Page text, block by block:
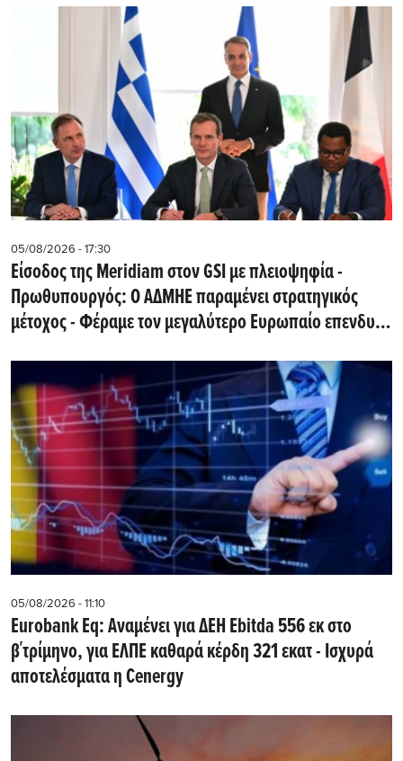
05/08/2026 - 17:30
Eίσοδος της Meridiam στον GSI με πλειοψηφία -
Πρωθυπουργός: Ο ΑΔΜΗΕ παραμένει στρατηγικός
μέτοχος - Φέραμε τον μεγαλύτερο Ευρωπαίο επενδυτή
05/08/2026 - 11:10
Eurobank Eq: Αναμένει για ΔΕΗ Εbitda 556 εκ στο
β΄τρίμηνο, για ΕΛΠΕ καθαρά κέρδη 321 εκατ - Ισχυρά
αποτελέσματα η Cenergy